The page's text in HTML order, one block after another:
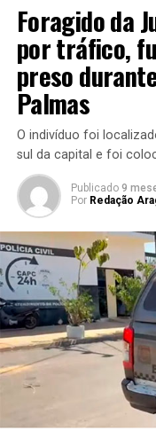
Foragido da
por tráfico,
preso
Palmas
O indivíduo foi
sul da capital e foi
Publicado 9
Por Redação